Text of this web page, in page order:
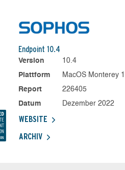
Endpoint 10.4
Version
10.4
Plattform
MacOS Monterey
Report
226405
Datum
Dezember 2022
WEBSITE
ARCHIV